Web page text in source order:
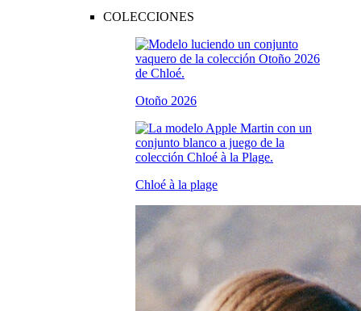
COLECCIONES
Otoño 2026
Chloé à la plage